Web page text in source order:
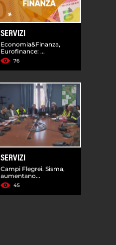
SERVIZI
Economia&Finanza,
Eurofinance: ...
76
SERVIZI
Campi Flegrei. Sisma,
aumentano...
45